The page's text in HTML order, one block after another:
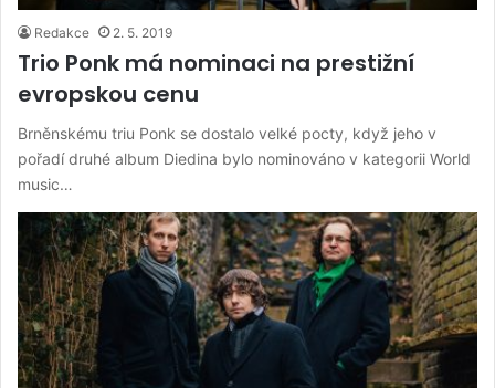
Redakce 2. 5. 2019
Trio Ponk má nominaci na prestižní
evropskou cenu
Brněnskému triu Ponk se dostalo velké pocty, když jeho v
pořadí druhé album Diedina bylo nominováno v kategorii World
music…